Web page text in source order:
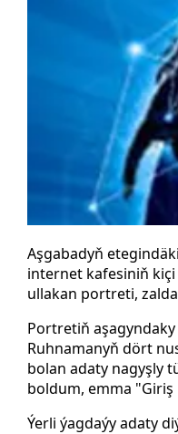
Aşgabadyň
internet kafesiniň
ullakan portreti,
Portretiň
Ruhnamanyň dört
bolan adaty nagyşly
boldum, emma
Ýerli ýagdaýy adaty